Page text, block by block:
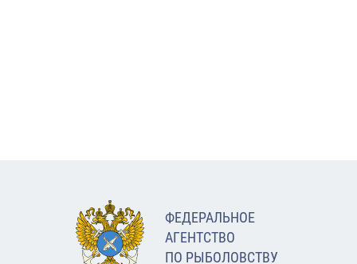
ФЕДЕРАЛЬНОЕ
АГЕНТСТВО
ПО РЫБОЛОВСТВУ